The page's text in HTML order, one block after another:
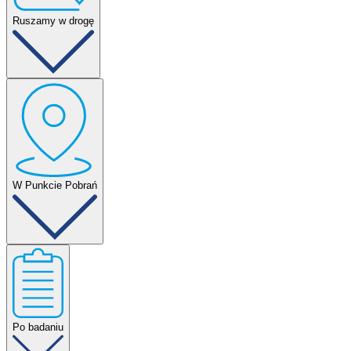
Ruszamy w drogę
Stwórz pozytywną atmosferę. Im rodzic/ opiekun jest spokojniejszy,
tym dziecko również.
Pamiętajcie o dobrym nawodnieniu! Pół godziny przed pobraniem
krwi upewnij się, że dziecko wypije niegazowaną wodę, co ułatwi
przepływ krwi do próbówki.
W Punkcie Pobrań
Po przybyciu do Punktu Pobrań przyda się chwila na odpoczynek.
Zaangażuj Malucha w spokojne czynności. W specjalnie
przygotowanym kąciku dla dzieci możecie razem się zrelaksować,
m.in.: poczytać książeczki, poukładać układanki czy kolorować
kolorowanki.
Po wejściu do gabinetu zabiegowego pielęgniarka/pielęgniarz
Po badaniu